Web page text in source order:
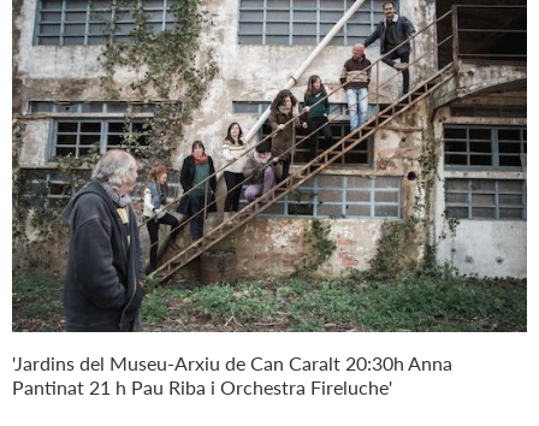
'Jardins del Museu-Arxiu de Can Caralt 20:30h Anna
Pantinat 21 h Pau Riba i Orchestra Fireluche'